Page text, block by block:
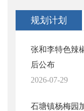
规划计划
张和李特色辣
后公布
2026-07-29
石塘镇杨梅园